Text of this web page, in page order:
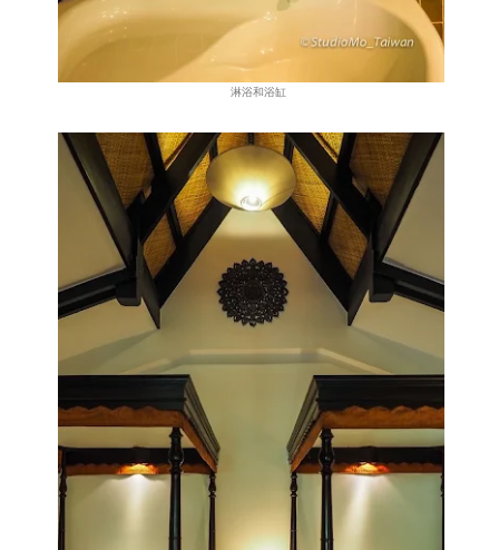
淋浴和浴缸